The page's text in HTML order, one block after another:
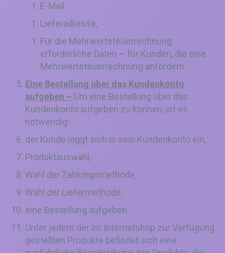
E-Mail:
Lieferadresse,
Für die Mehrwertsteuerrechnung
erforderliche Daten – für Kunden, die eine
Mehrwertsteuerrechnung anfordern.
Eine Bestellung über das Kundenkonto
aufgeben – Um eine Bestellung über das
Kundenkonto aufgeben zu können, ist es
notwendig:
der Kunde loggt sich in sein Kundenkonto ein,
Produktauswahl,
Wahl der Zahlungsmethode,
Wahl der Liefermethode,
eine Bestellung aufgeben.
Unter jedem der im Internetshop zur Verfügung
gestellten Produkte befindet sich eine